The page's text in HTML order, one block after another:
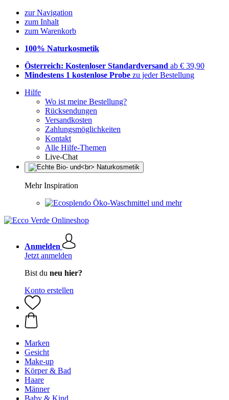
zur Navigation
zum Inhalt
zum Warenkorb
100% Naturkosmetik
Österreich: Kostenloser Standardversand ab € 39,90
Mindestens 1 kostenlose Probe zu jeder Bestellung
Hilfe
Wo ist meine Bestellung?
Rücksendungen
Versandkosten
Zahlungsmöglichkeiten
Kontakt
Alle Hilfe-Themen
Live-Chat
Mehr Inspiration
Öko-Waschmittel und mehr
Anmelden
Jetzt anmelden
Bist du neu hier?
Konto erstellen
Marken
Gesicht
Make-up
Körper & Bad
Haare
Männer
Baby & Kind